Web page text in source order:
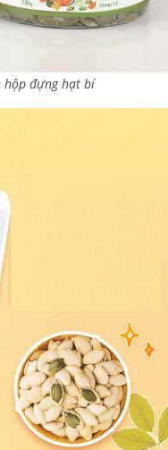
hộp đựng hạt bí